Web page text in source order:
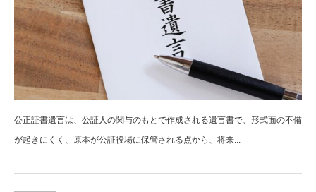
公正証書遺言は、公証人の関与のもとで作成される遺言書で、形式面の不備
が起きにくく、原本が公証役場に保管される点から、将来...